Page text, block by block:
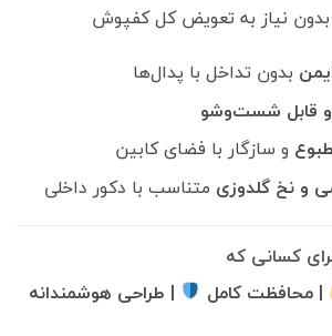
نیاز به تعویض کل کفپوش
بدون تداخل با پدال‌ها
و قابل شست‌وشو
و سازگار با فضای کابین
و نخ گلدوزی متناسب با دکور داخلی
کسانی که
| محافظت کامل
| طراحی هوشمندانه